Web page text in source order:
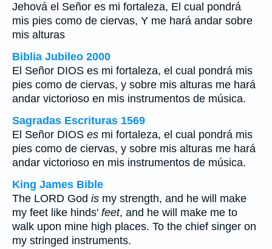
Jehová el Señor es mi fortaleza, El cual pondrá
mis pies como de ciervas, Y me hará andar sobre
mis alturas
Biblia Jubileo 2000
El Señor DIOS es mi fortaleza, el cual pondrá mis
pies como de ciervas, y sobre mis alturas me hará
andar victorioso en mis instrumentos de música.
Sagradas Escrituras 1569
El Señor DIOS es mi fortaleza, el cual pondrá mis
pies como de ciervas, y sobre mis alturas me hará
andar victorioso en mis instrumentos de música.
King James Bible
The LORD God is my strength, and he will make
my feet like hinds' feet, and he will make me to
walk upon mine high places. To the chief singer on
my stringed instruments.